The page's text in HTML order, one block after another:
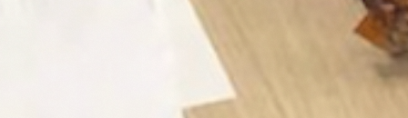
Huur een ruimte